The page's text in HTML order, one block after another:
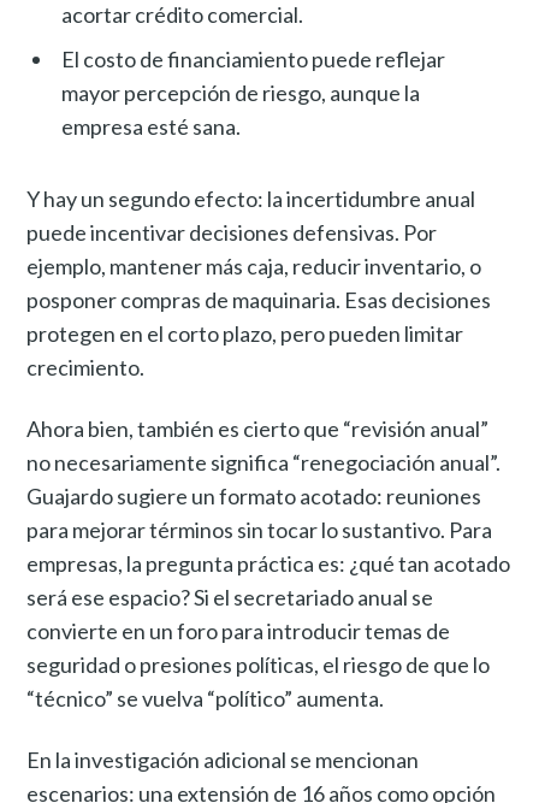
acortar crédito comercial.
El costo de financiamiento puede reflejar
mayor percepción de riesgo, aunque la
empresa esté sana.
Y hay un segundo efecto: la incertidumbre anual
puede incentivar decisiones defensivas. Por
ejemplo, mantener más caja, reducir inventario, o
posponer compras de maquinaria. Esas decisiones
protegen en el corto plazo, pero pueden limitar
crecimiento.
Ahora bien, también es cierto que “revisión anual”
no necesariamente significa “renegociación anual”.
Guajardo sugiere un formato acotado: reuniones
para mejorar términos sin tocar lo sustantivo. Para
empresas, la pregunta práctica es: ¿qué tan acotado
será ese espacio? Si el secretariado anual se
convierte en un foro para introducir temas de
seguridad o presiones políticas, el riesgo de que lo
“técnico” se vuelva “político” aumenta.
En la investigación adicional se mencionan
escenarios: una extensión de 16 años como opción